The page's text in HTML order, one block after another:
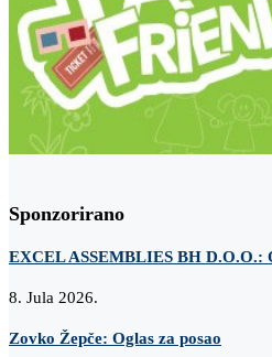
Sponzorirano
EXCEL ASSEMBLIES BH D.O.O.:
8. Jula 2026.
Zovko Žepče: Oglas za posao